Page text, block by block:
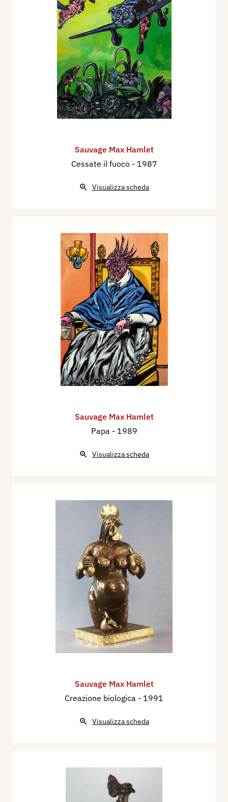
Sauvage Max Hamlet
Cessate il fuoco - 1987
Visualizza scheda
Sauvage Max Hamlet
Papa - 1989
Visualizza scheda
Sauvage Max Hamlet
Creazione biologica - 1991
Visualizza scheda